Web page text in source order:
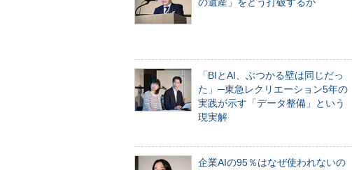
の遺産」をどう打破するか
「BIとAI、ぶつかる壁は同じだっ
た」─東急レクリエーション5年の
実践が示す「データ整備」という
現実解
企業AIの95％はなぜ使われないの